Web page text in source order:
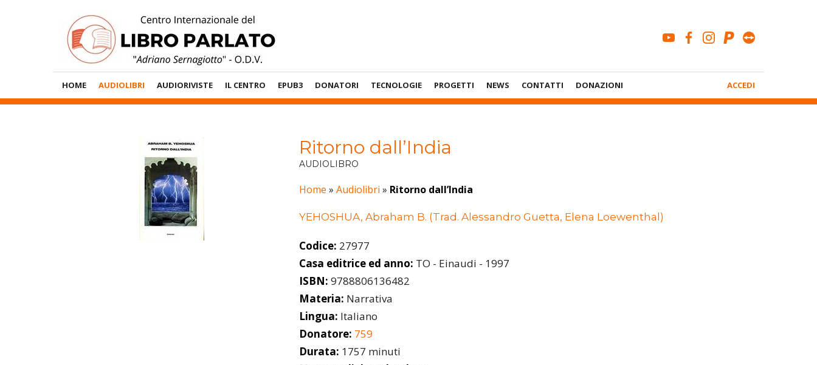
youtubefacebook
instagram
paypal
Menù
Principale
HOME AUDIOLIBRI AUDIORIVISTE IL CENTRO EPUB3 DONATORI TECNOLOGIE PROGETTI NEWS CONTATTI DONAZIONI
Account
ACCEDI
Ritorno dall’India
AUDIOLIBRO
Home » Audiolibri » Ritorno dall’India
YEHOSHUA, Abraham B. (Trad. Alessandro Guetta, Elena Loewenthal)
Codice: 27977
Casa editrice ed anno: TO - Einaudi - 1997
ISBN: 9788806136482
Materia: Narrativa
Lingua: Italiano
Donatore: 759
Durata: 1757 minuti